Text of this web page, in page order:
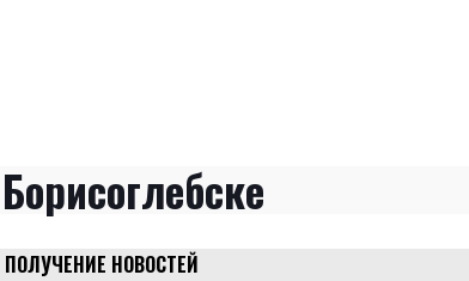
НОВОСТЕЙ